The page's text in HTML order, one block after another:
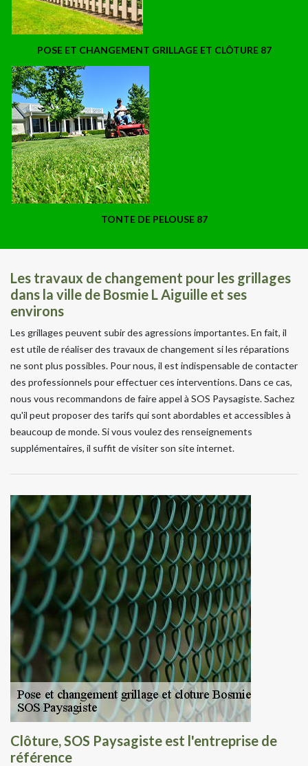
POSE ET CHANGEMENT GRILLAGE ET CLÔTURE 87
TONTE DE PELOUSE 87
Les travaux de changement pour les grillages
dans la ville de Bosmie L Aiguille et ses
environs
Les grillages peuvent subir des agressions importantes. En fait, il
est utile de réaliser des travaux de changement si les réparations
ne sont plus possibles. Pour nous, il est indispensable de contacter
des professionnels pour effectuer ces interventions. Dans ce cas,
nous vous recommandons de faire appel à SOS Paysagiste. Sachez
qu'il peut proposer des tarifs qui sont abordables et accessibles à
beaucoup de monde. Si vous voulez des renseignements
supplémentaires, il suffit de visiter son site internet.
Clôture, SOS Paysagiste est l'entreprise de
référence